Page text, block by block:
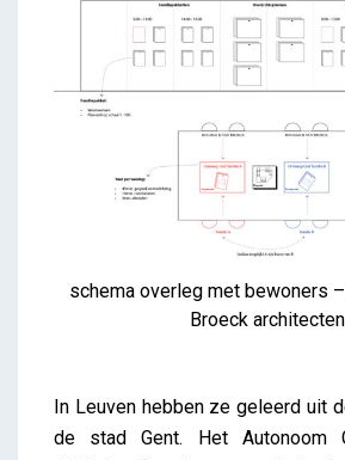
schema overleg met bewoners
Broeck architecten
In Leuven hebben ze geleerd uit
de stad Gent. Het Autonoom